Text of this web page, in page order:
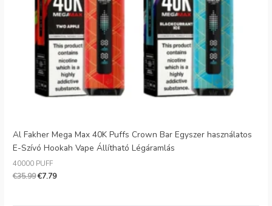
Al Fakher Mega Max 40K Puffs Crown Bar Egyszer használatos
E-Szívó Hookah Vape Állítható Légáramlás
40000 PUFF
€35.99€7.79